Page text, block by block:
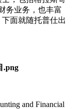
务业务，也丰富
面就随托普仕出
and Financial